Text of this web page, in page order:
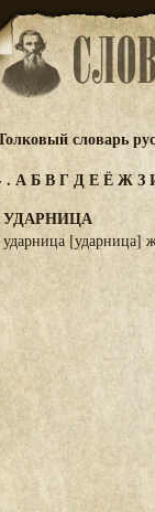
словарь
. АБВГДЕЁЖЗ
УДАРНИЦА
ударница [ударница]